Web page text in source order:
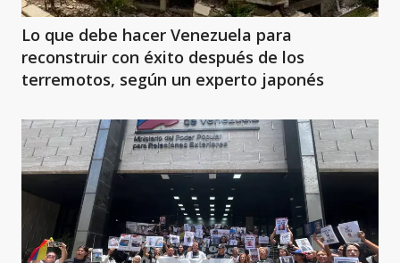
Lo que debe hacer Venezuela para
reconstruir con éxito después de los
terremotos, según un experto japonés